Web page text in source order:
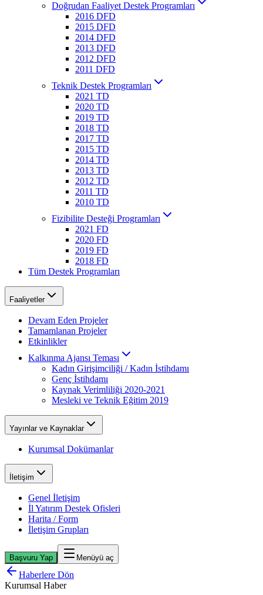
Doğrudan Faaliyet Destek Programları
2016 DFD
2015 DFD
2014 DFD
2013 DFD
2012 DFD
2011 DFD
Teknik Destek Programları
2021 TD
2020 TD
2019 TD
2018 TD
2017 TD
2015 TD
2014 TD
2013 TD
2012 TD
2011 TD
2010 TD
Fizibilite Desteği Programları
2021 FD
2020 FD
2019 FD
2018 FD
Tüm Destek Programları
Faaliyetler
Devam Eden Projeler
Tamamlanan Projeler
Etkinlikler
Kalkınma Ajansı Teması
Kadın Girişimciliği / Kadın İstihdamı
Genç İstihdamı
Kaynak Verimliliği 2020-2021
Mesleki ve Teknik Eğitim 2019
Yayınlar ve Kaynaklar
Kurumsal Dokümanlar
İletişim
Genel İletişim
İl Yatırım Destek Ofisleri
Harita / Form
İletişim Grupları
Başvuru Yap Menüyü aç
Haberlere Dön
Kurumsal Haber